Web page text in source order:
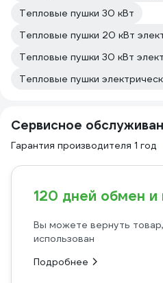
Тепловые пушки 30 кВт
Тепловые пушки 20 кВт
Тепловые пушки 30 кВт
Тепловые пушки
Сервисное
Гарантия производителя 1 год
120 дней обмен и
Вы можете вернуть
использован
Подробнее